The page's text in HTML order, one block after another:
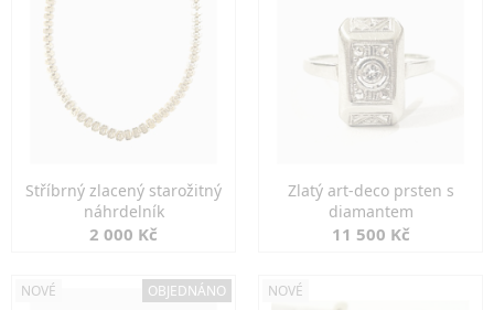
Stříbrný zlacený starožitný
náhrdelník
2 000 Kč
Zlatý art-deco prsten s
diamantem
11 500 Kč
NOVÉ OBJEDNÁNO NOVÉ